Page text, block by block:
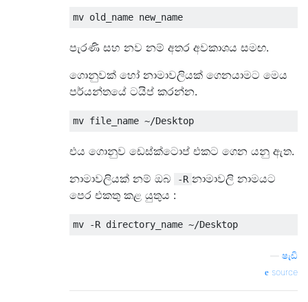
පැරණි සහ නව නම් අතර අවකාශය සමඟ.
ගොනුවක් හෝ නාමාවලියක් ගෙනයාමට මෙය
පර්යන්තයේ ටයිප් කරන්න.
එය ගොනුව ඩෙස්ක්ටොප් එකට ගෙන යනු ඇත.
නාමාවලියක් නම් ඔබ
-R නාමාවලි නාමයට
පෙර එකතු කළ යුතුය :
ෂැඩි
source